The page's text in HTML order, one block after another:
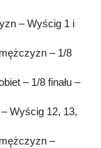
– Wyścig 1 i
– 1/8
– 1/8 finału –
Wyścig 12, 13,
–